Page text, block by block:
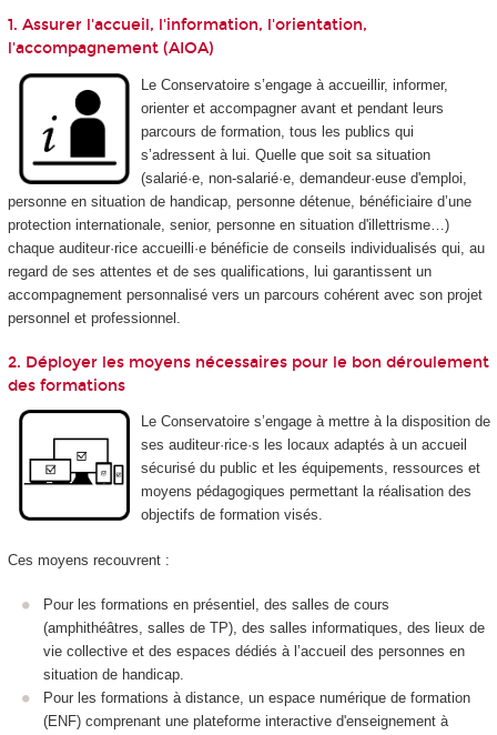
1. Assurer l'accueil, l'information, l'orientation,
l'accompagnement (AIOA)
Le Conservatoire s’engage à accueillir, informer,
orienter et accompagner avant et pendant leurs
parcours de formation, tous les publics qui
s’adressent à lui. Quelle que soit sa situation
(salarié·e, non-salarié·e, demandeur·euse d'emploi,
personne en situation de handicap, personne détenue, bénéficiaire d’une
protection internationale, senior, personne en situation d'illettrisme…)
chaque auditeur·rice accueilli·e bénéficie de conseils individualisés qui, au
regard de ses attentes et de ses qualifications, lui garantissent un
accompagnement personnalisé vers un parcours cohérent avec son projet
personnel et professionnel.
2. Déployer les moyens nécessaires pour le bon déroulement
des formations
Le Conservatoire s’engage à mettre à la disposition de
ses auditeur·rice·s les locaux adaptés à un accueil
sécurisé du public et les équipements, ressources et
moyens pédagogiques permettant la réalisation des
objectifs de formation visés.
Ces moyens recouvrent :
Pour les formations en présentiel, des salles de cours
(amphithéâtres, salles de TP), des salles informatiques, des lieux de
vie collective et des espaces dédiés à l’accueil des personnes en
situation de handicap.
Pour les formations à distance, un espace numérique de formation
(ENF) comprenant une plateforme interactive d'enseignement à